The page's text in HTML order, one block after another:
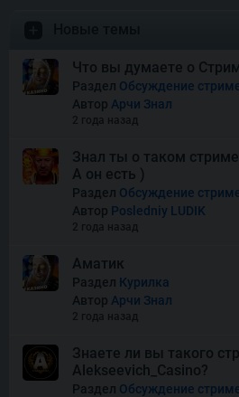
Snake’s Gold Dream Drop
Squish
Thor of Asgard
Wishes
Что вы думаете о
Раздел Обсуждение
Автор Арчи Знал
2 года назад
Знал ты о таком
А он есть )
Раздел Обсуждение
Автор Posledniy LUDIK
2 года назад
Аматик
Раздел Курилка
Автор Арчи Знал
2 года назад
Знаете ли вы такого
Alekseevich_Casino?
Раздел Обсуждение